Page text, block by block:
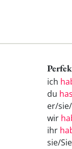
ich
du
er/
wir
ihr
sie/Sie